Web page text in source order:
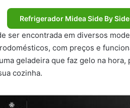
Refrigerador Midea Side By
ser encontrada em diversos
com preços e
geladeira que faz gelo na hora,
cozinha.